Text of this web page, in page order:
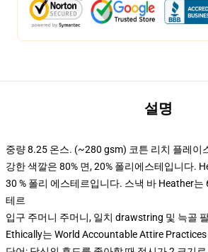
설명
중량 8.25 온스. (~280 gsm) 코튼 리치 플레이
강한 색깔은 80% 면, 20% 폴리에스테입니다.
30 % 폴리 에스테르입니다. 스낵 바 Heather는
테르
입구 주머니 주머니, 일치 drawstring 및 늑골
Ethically는 World Accountable Attire